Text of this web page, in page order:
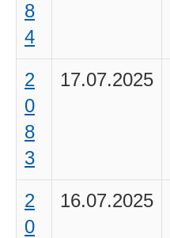
8
4
2
0
8
3
17.07.2025
2
0
16.07.2025